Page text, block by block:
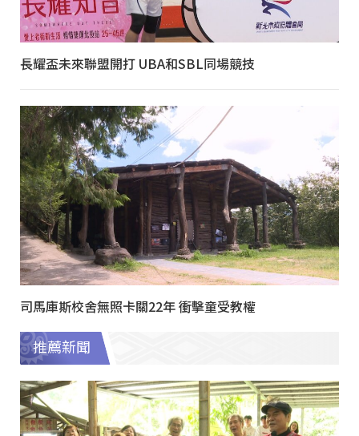
長耀盃未來聯盟開打 UBA和SBL同場競技
司馬庫斯校舍無照卡關22年 衝擊童受教權
推薦新聞